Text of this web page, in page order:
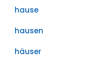
hause
hausen
häuser